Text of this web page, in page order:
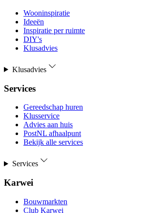
Wooninspiratie
Ideeën
Inspiratie per ruimte
DIY's
Klusadvies
Klusadvies
Services
Gereedschap huren
Klusservice
Advies aan huis
PostNL afhaalpunt
Bekijk alle services
Services
Karwei
Bouwmarkten
Club Karwei